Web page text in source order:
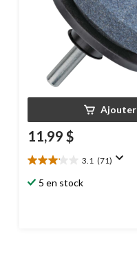
Ajouter
11,99 $
3.1 (71)
3.1
étoile(s)
5 en stock